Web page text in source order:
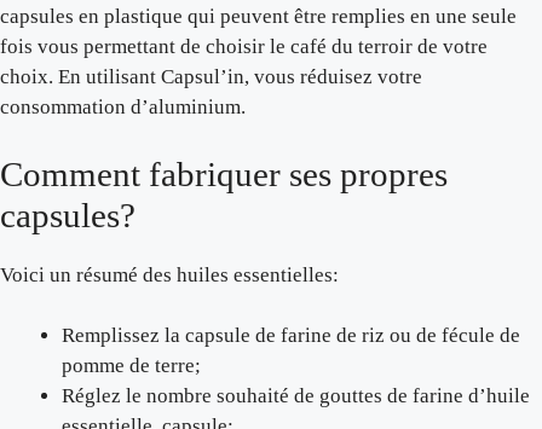
capsules en plastique qui peuvent être remplies en une seule
fois vous permettant de choisir le café du terroir de votre
choix. En utilisant Capsul’in, vous réduisez votre
consommation d’aluminium.
Comment fabriquer ses propres
capsules?
Voici un résumé des huiles essentielles:
Remplissez la capsule de farine de riz ou de fécule de
pomme de terre;
Réglez le nombre souhaité de gouttes de farine d’huile